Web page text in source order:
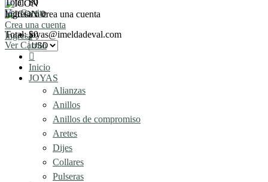
Total: $0
Ver Carrito
Ingresa o crea una cuenta
Crea una cuenta
Ingresa
0
Total: $0
Ver Carrito
joyas@imeldadeval.com
Inicio
JOYAS
Alianzas
Anillos
Anillos de compromiso
Aretes
Dijes
Collares
Pulseras